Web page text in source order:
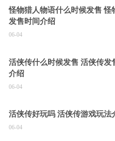
怪物猎人物语什么时候发售 怪
发售时间介绍
06-04
活侠传什么时候发售 活侠传发
介绍
06-04
活侠传好玩吗 活侠传游戏玩法
06-04